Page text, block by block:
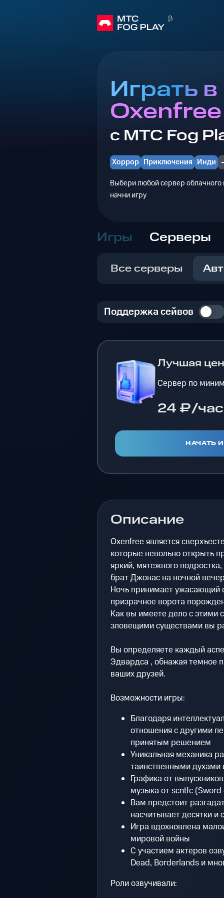
Играть в
Oxenfree
с МТС Fog
Хоррор Приключения Инди
Выбери любой сервер облачного
начни игру
Игры Серверы
Все серверы
Поддержка сейвов
Лучшая
Сервер по
24 ₽/час
НАЧАТЬ
Описание
Oxenfree является
которые невольно открыть
яркий, мятежного
брат Джонас на ночной
Ночь принимает ужасающий
призрачное ворота
Как вы имеете дело с этими
зловещими существами вы
Вы определяете каждый
Эдвардса , обнажая темное
ваших друзей.
Возможности игры:
Благодаря
отношения с другими
принятым решением
Уникальная механика
таинственными духами
Графика от
музыка от scntfc
Вам предстоит
насчитывает десятки и
Игра вдохновлена
мировой войны
С участием актеров
Dead, Borderlands и
Роли озвучивали: